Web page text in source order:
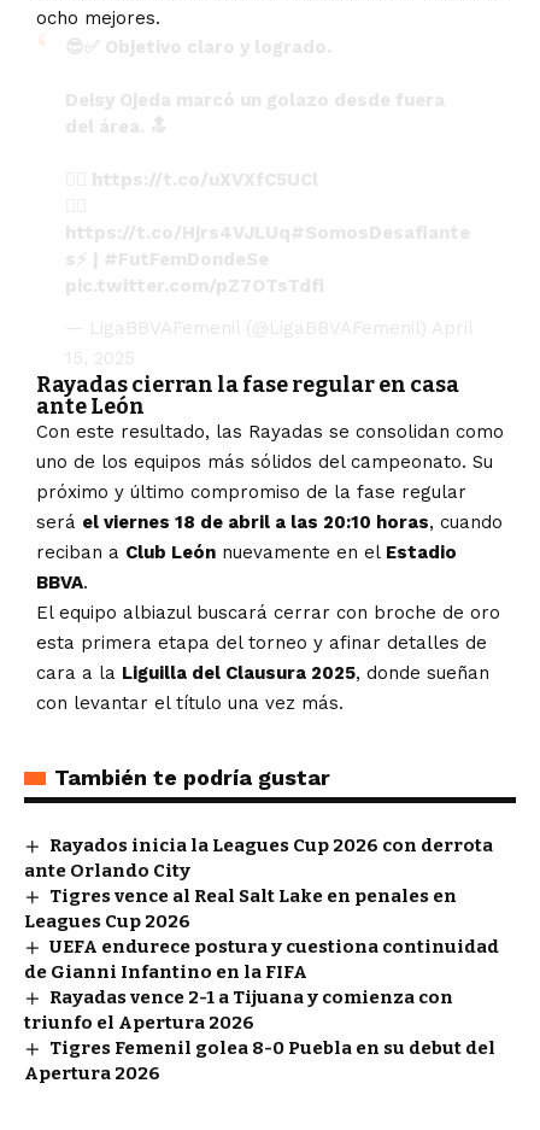
ocho mejores.
😎✅ Objetivo claro y logrado.
Deisy Ojeda marcó un golazo desde fuera
del área. 🔝
https://t.co/uXVXfC5UCl
https://t.co/Hjrs4VJLUq#SomosDesafiante
s ⚡️ | #FutFemDondeSe
pic.twitter.com/pZ7OTsTdfi
— LigaBBVAFemenil (@LigaBBVAFemenil) April
15, 2025
Rayadas cierran la fase regular en casa
ante León
Con este resultado, las Rayadas se consolidan como
uno de los equipos más sólidos del campeonato. Su
próximo y último compromiso de la fase regular
será el viernes 18 de abril a las 20:10 horas, cuando
reciban a Club León nuevamente en el Estadio
BBVA.
El equipo albiazul buscará cerrar con broche de oro
esta primera etapa del torneo y afinar detalles de
cara a la Liguilla del Clausura 2025, donde sueñan
con levantar el título una vez más.
También te podría gustar
Rayados inicia la Leagues Cup 2026 con derrota
ante Orlando City
Tigres vence al Real Salt Lake en penales en
Leagues Cup 2026
UEFA endurece postura y cuestiona continuidad
de Gianni Infantino en la FIFA
Rayadas vence 2-1 a Tijuana y comienza con
triunfo el Apertura 2026
Tigres Femenil golea 8-0 Puebla en su debut del
Apertura 2026